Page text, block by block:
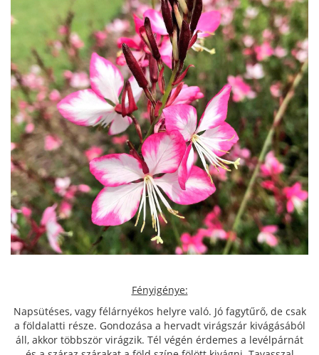
Fényigénye:
Napsütéses, vagy félárnyékos helyre való. Jó fagytűrő, de csak
a földalatti része. Gondozása a hervadt virágszár kivágásából
áll, akkor többször virágzik. Tél végén érdemes a levélpárnát